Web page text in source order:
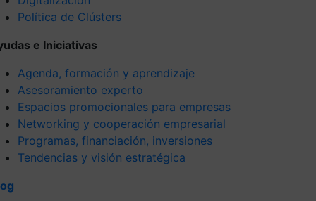
Política de Clústers
e Iniciativas
Agenda, formación y aprendizaje
Asesoramiento experto
Espacios promocionales para empresas
Networking y cooperación empresarial
Programas, financiación, inversiones
Tendencias y visión estratégica